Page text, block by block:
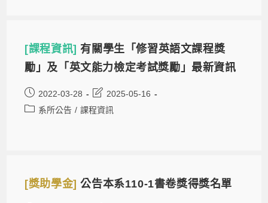
[課程資訊]有關學生「修習英語文課程獎
勵」及「英文能力檢定考試獎勵」最新資訊
2022-03-28
2025-05-16
系所公告 / 課程資訊
[獎助學金]公告本系110-1書卷獎得獎名單